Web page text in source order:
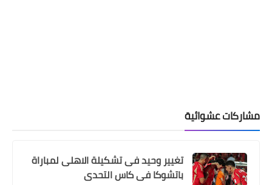
مشاركات عشوائية
تغيير وحيد فى تشكيلة الاهلى لمباراة
باتشوكا فى كاس التحدى